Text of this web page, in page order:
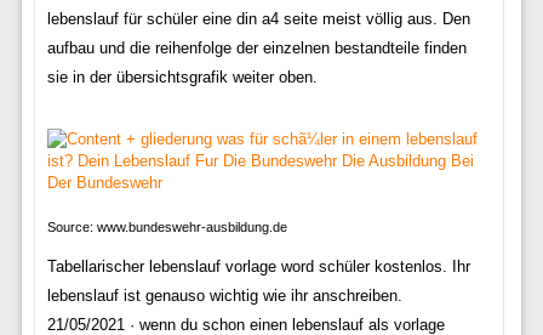
lebenslauf für schüler eine din a4 seite meist völlig aus. Den
aufbau und die reihenfolge der einzelnen bestandteile finden
sie in der übersichtsgrafik weiter oben.
Source: www.bundeswehr-ausbildung.de
Tabellarischer lebenslauf vorlage word schüler kostenlos. Ihr
lebenslauf ist genauso wichtig wie ihr anschreiben.
21/05/2021 · wenn du schon einen lebenslauf als vorlage